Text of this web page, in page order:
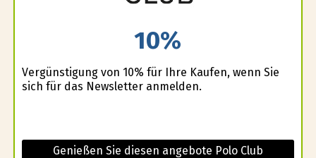
10%
Vergünstigung von 10% für Ihre Kaufen, wenn Sie
sich für das Newsletter anmelden.
Genießen Sie diesen angebote Polo Club